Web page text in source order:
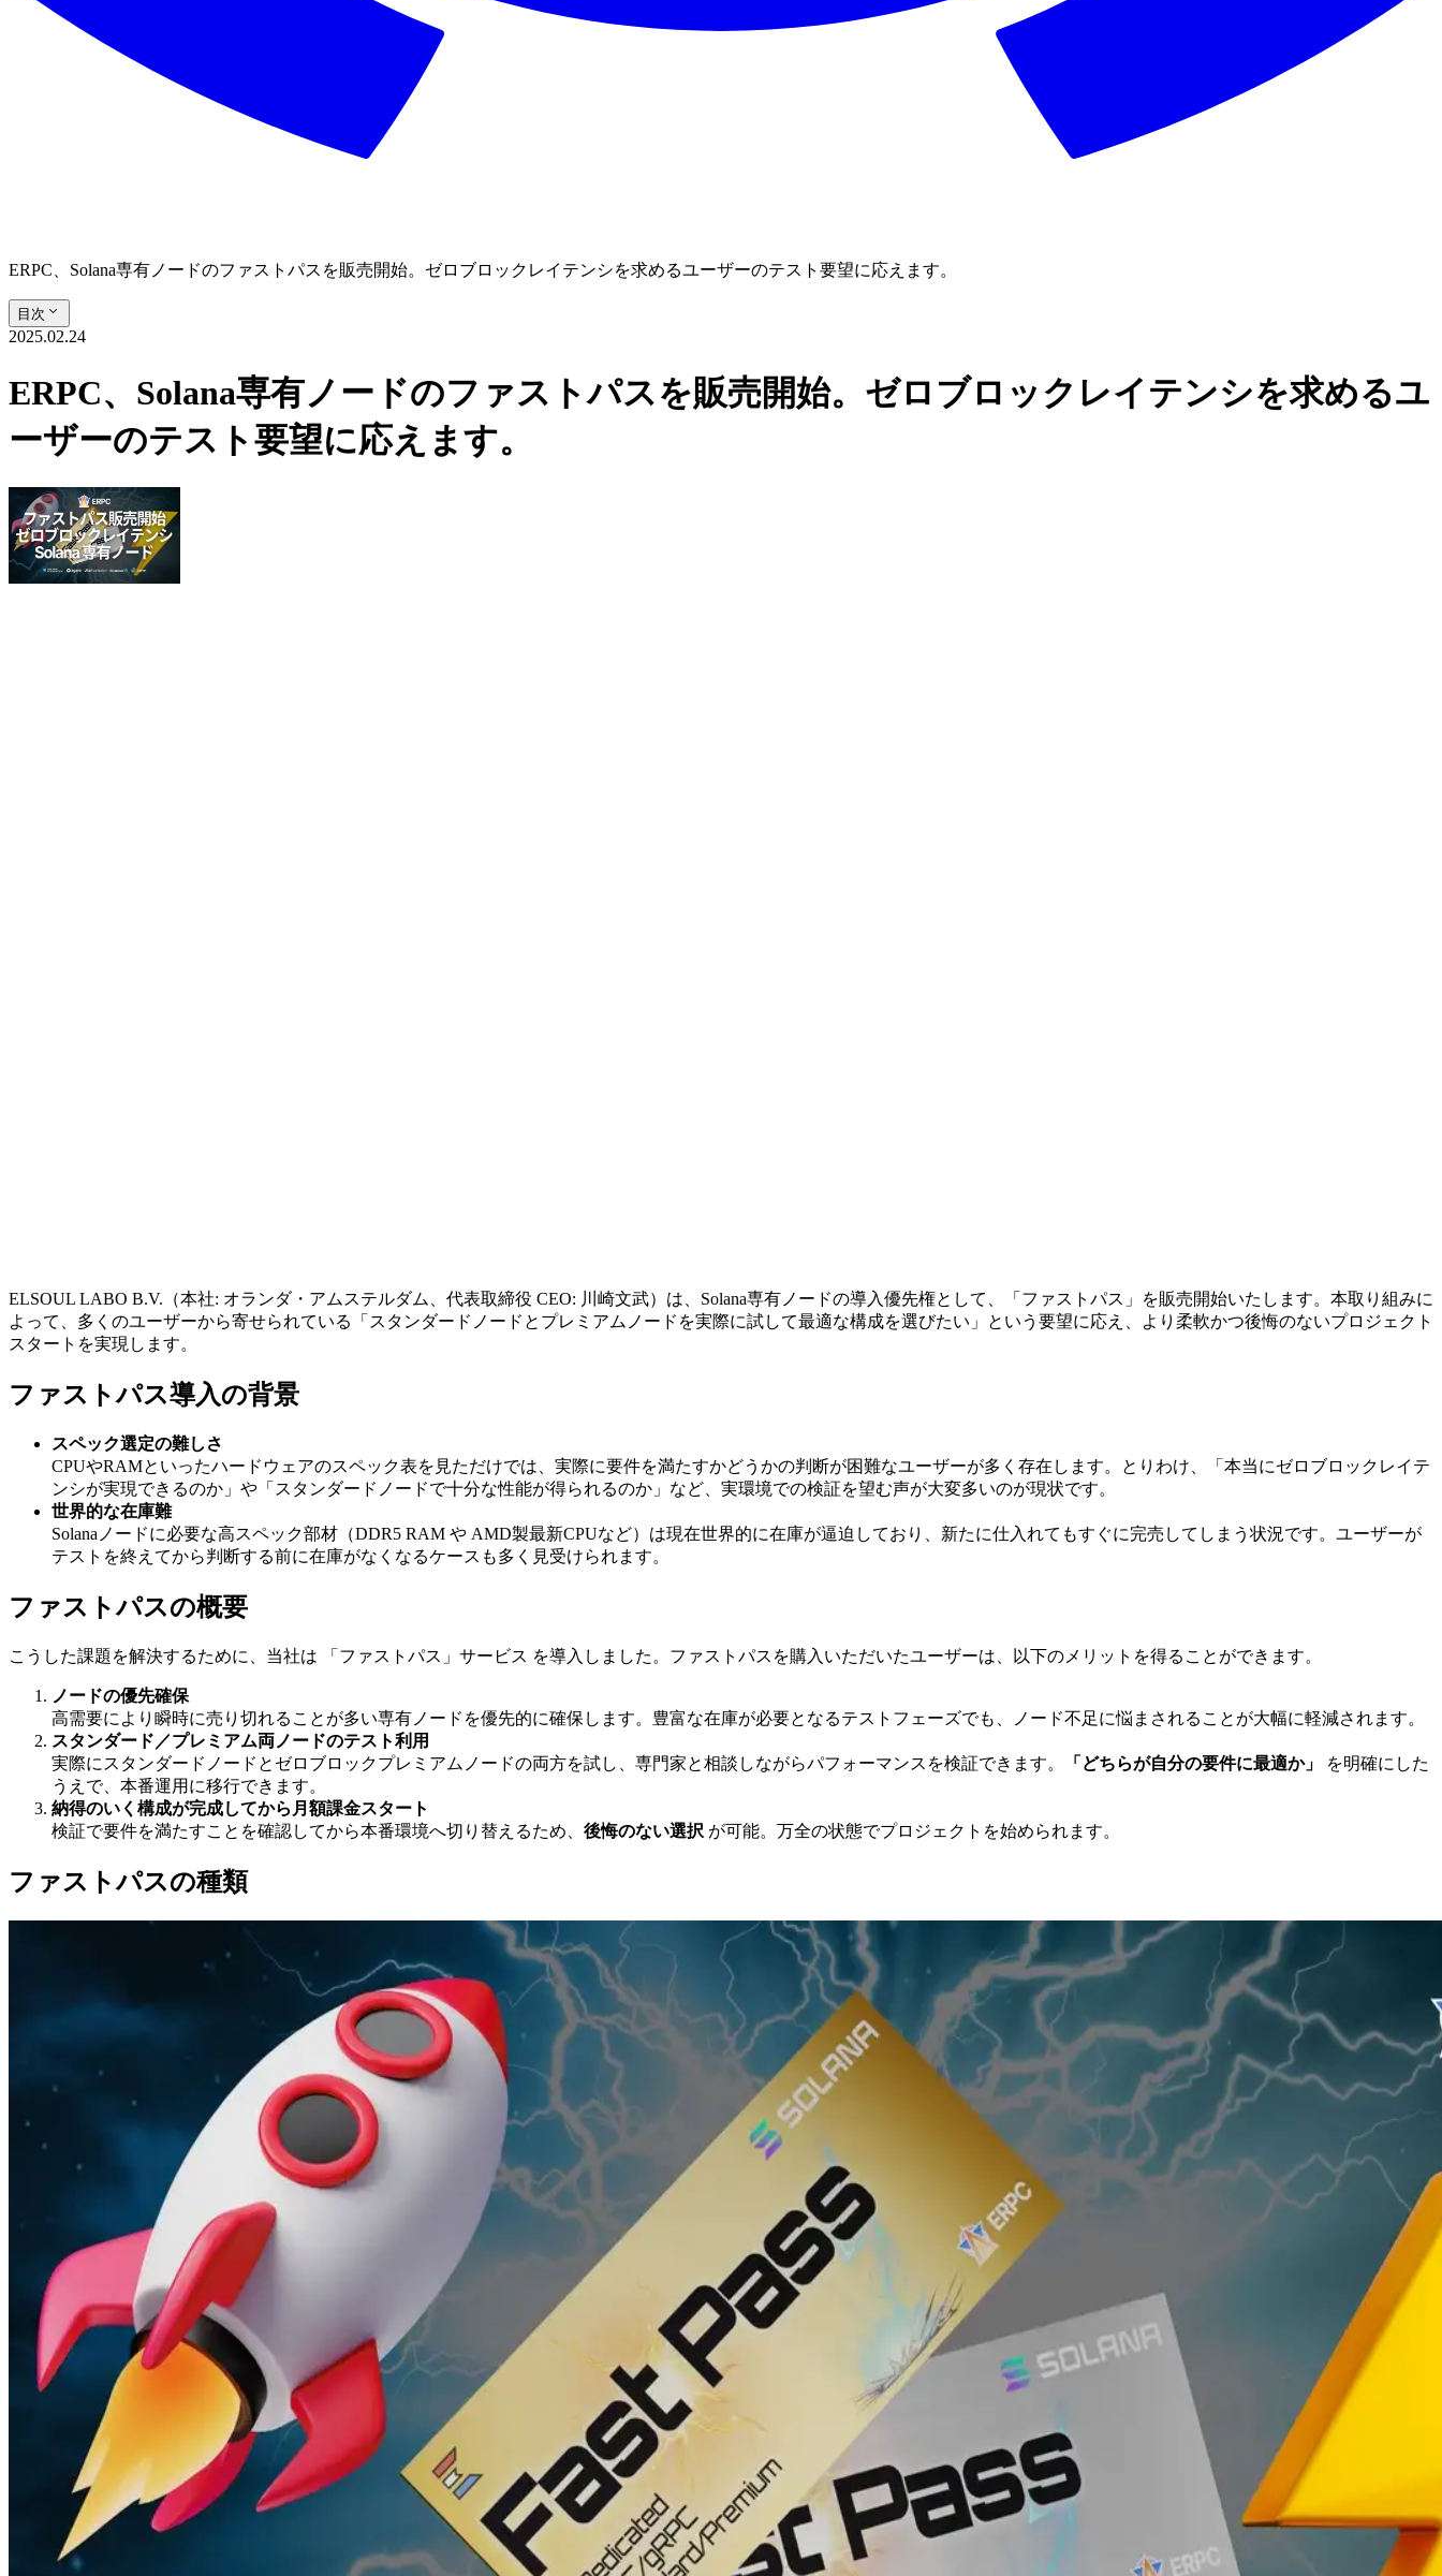
ERPC、Solana専有ノードのファストパスを販売開始。ゼロブロックレイテンシを求めるユーザーのテスト要望に応えます。
目次
2025.02.24
ERPC、Solana専有ノードのファストパスを販売開始。ゼロブロックレイテンシを求めるユ
ーザーのテスト要望に応えます。
ELSOUL LABO B.V.（本社: オランダ・アムステルダム、代表取締役 CEO: 川崎文武）は、Solana専有ノードの導入優先権として、「ファストパス」を販売開始いたします。本取り組みに
よって、多くのユーザーから寄せられている「スタンダードノードとプレミアムノードを実際に試して最適な構成を選びたい」という要望に応え、より柔軟かつ後悔のないプロジェクト
スタートを実現します。
ファストパス導入の背景
スペック選定の難しさ
CPUやRAMといったハードウェアのスペック表を見ただけでは、実際に要件を満たすかどうかの判断が困難なユーザーが多く存在します。とりわけ、「本当にゼロブロックレイテ
ンシが実現できるのか」や「スタンダードノードで十分な性能が得られるのか」など、実環境での検証を望む声が大変多いのが現状です。
世界的な在庫難
Solanaノードに必要な高スペック部材（DDR5 RAM や AMD製最新CPUなど）は現在世界的に在庫が逼迫しており、新たに仕入れてもすぐに完売してしまう状況です。ユーザーが
テストを終えてから判断する前に在庫がなくなるケースも多く見受けられます。
ファストパスの概要
こうした課題を解決するために、当社は 「ファストパス」サービス を導入しました。ファストパスを購入いただいたユーザーは、以下のメリットを得ることができます。
ノードの優先確保
高需要により瞬時に売り切れることが多い専有ノードを優先的に確保します。豊富な在庫が必要となるテストフェーズでも、ノード不足に悩まされることが大幅に軽減されます。
スタンダード／プレミアム両ノードのテスト利用
実際にスタンダードノードとゼロブロックプレミアムノードの両方を試し、専門家と相談しながらパフォーマンスを検証できます。
「どちらが自分の要件に最適か」
を明確にした
うえで、本番運用に移行できます。
納得のいく構成が完成してから月額課金スタート
検証で要件を満たすことを確認してから本番環境へ切り替えるため、 後悔のない選択 が可能。万全の状態でプロジェクトを始められます。
ファストパスの種類